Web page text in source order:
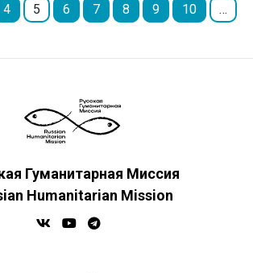
4 5 6 7 8 9 10
…
Гуманитарная Миссия
Humanitarian Mission